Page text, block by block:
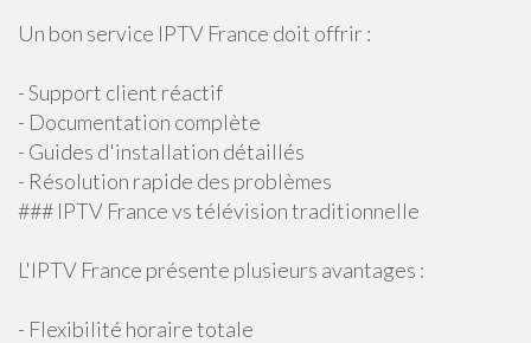
Un bon service IPTV France doit offrir :
- Support client réactif
- Documentation complète
- Guides d'installation détaillés
- Résolution rapide des problèmes
### IPTV France vs télévision traditionnelle
L'IPTV France présente plusieurs avantages :
- Flexibilité horaire totale